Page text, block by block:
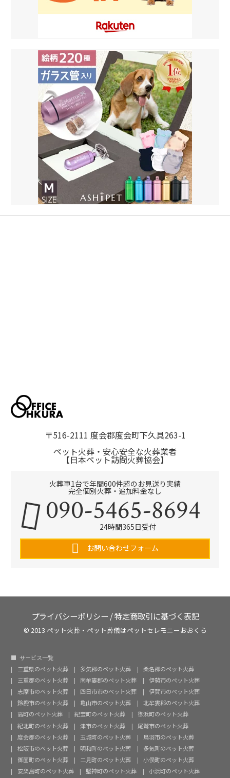
〒516-2111 度会郡度会町下久具263-1
ペット火葬・安心安全な火葬業者
【日本ペット訪問火葬協会】
火葬車1台で年間600件超のお見送り実績
完全個別火葬・追加料金なし
090-5465-8694
24時間365日受付
お問い合わせフォーム
プライバシーポリシー /特定商取引に基づく表記
© 2013 ペット火葬・ペット葬儀はペットセレモニーおおくら
サービス一覧
三重県のペット火葬
多気郡のペット火葬
桑名郡のペット火葬
三重郡のペット火葬
南牟婁郡のペット火葬
伊勢市のペット火葬
志摩市のペット火葬
四日市市のペット火葬
伊賀市のペット火葬
鈴鹿市のペット火葬
亀山市のペット火葬
北牟婁郡のペット火葬
高町のペット火葬
紀宝町のペット火葬
御浜町のペット火葬
紀北町のペット火葬
津市のペット火葬
尾鷲市のペット火葬
度会郡のペット火葬
玉城町のペット火葬
鳥羽市のペット火葬
松阪市のペット火葬
明和町のペット火葬
多気町のペット火葬
御薗町のペット火葬
二見町のペット火葬
小俣町のペット火葬
安楽島町のペット火葬
堅神町のペット火葬 小浜町のペット火葬